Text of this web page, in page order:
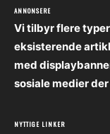
ANNONSERE
Vi tilbyr flere
eksisterende
med
sosiale medier
NYTTIGE LINKER